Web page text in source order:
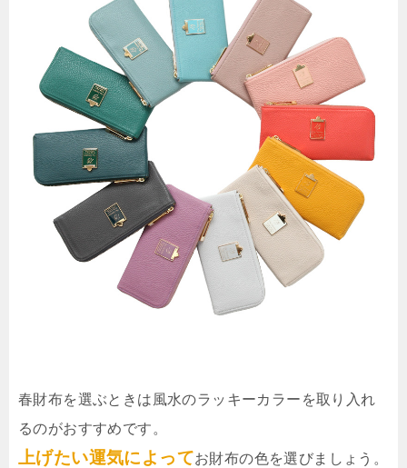
春財布を選ぶときは風水のラッキーカラーを取り入れ
るのがおすすめです。
上げたい運気によってお財布の色を選びましょう。